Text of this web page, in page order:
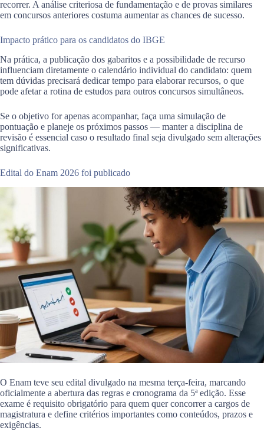
recorrer. A análise criteriosa de fundamentação e de provas similares
em concursos anteriores costuma aumentar as chances de sucesso.
Impacto prático para os candidatos do IBGE
Na prática, a publicação dos gabaritos e a possibilidade de recurso
influenciam diretamente o calendário individual do candidato: quem
tem dúvidas precisará dedicar tempo para elaborar recursos, o que
pode afetar a rotina de estudos para outros concursos simultâneos.
Se o objetivo for apenas acompanhar, faça uma simulação de
pontuação e planeje os próximos passos — manter a disciplina de
revisão é essencial caso o resultado final seja divulgado sem alterações
significativas.
Edital do Enam 2026 foi publicado
O Enam teve seu edital divulgado na mesma terça-feira, marcando
oficialmente a abertura das regras e cronograma da 5ª edição. Esse
exame é requisito obrigatório para quem quer concorrer a cargos de
magistratura e define critérios importantes como conteúdos, prazos e
exigências.